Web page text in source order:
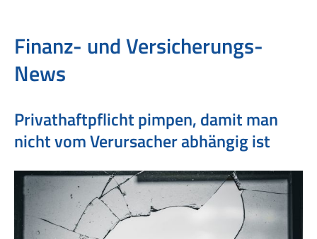
Finanz- und Versicherungs-
News
Privathaftpflicht pimpen, damit man
nicht vom Verursacher abhängig ist